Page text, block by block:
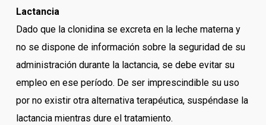
Lactancia
Dado que la clonidina se excreta en la leche materna y
no se dispone de información sobre la seguridad de su
administración durante la lactancia, se debe evitar su
empleo en ese período. De ser imprescindible su uso
por no existir otra alternativa terapéutica, suspéndase la
lactancia mientras dure el tratamiento.